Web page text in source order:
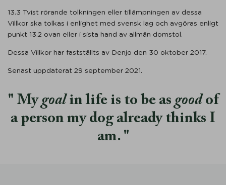
13.3 Tvist rörande tolkningen eller tillämpningen av dessa
Villkor ska tolkas i enlighet med svensk lag och avgöras enligt
punkt 13.2 ovan eller i sista hand av allmän domstol.
Dessa Villkor har fastställts av Denjo den 30 oktober 2017.
Senast uppdaterat 29 september 2021.
My goalin life is to be as goodof
a person my dog already thinks I
am.